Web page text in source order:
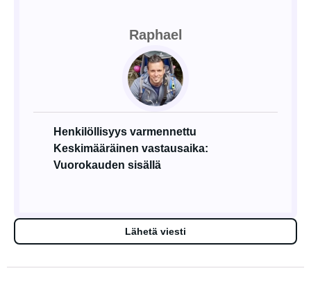
Raphael
Henkilöllisyys varmennettu
Keskimääräinen vastausaika:
Vuorokauden sisällä
Lähetä viesti